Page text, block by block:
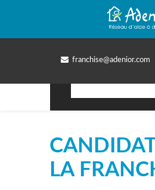
franchise@adenior.com
LA